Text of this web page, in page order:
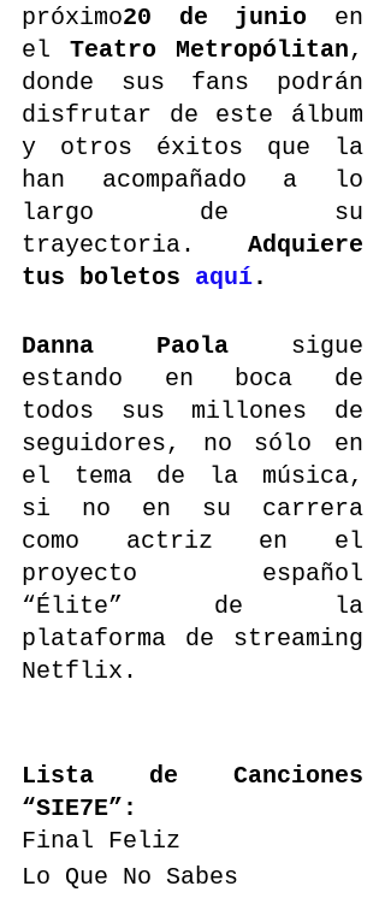
próximo20 de junio en
el Teatro Metropólitan,
donde sus fans podrán
disfrutar de este álbum
y otros éxitos que la
han acompañado a lo
largo de su
trayectoria. Adquiere
tus boletos aquí.
Danna Paola sigue
estando en boca de
todos sus millones de
seguidores, no sólo en
el tema de la música,
si no en su carrera
como actriz en el
proyecto español
“Élite” de la
plataforma de streaming
Netflix.
Lista de Canciones
“SIE7E”:
Final Feliz
Lo Que No Sabes